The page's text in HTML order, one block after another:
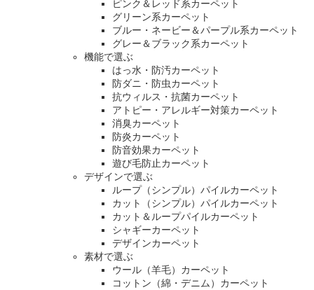
ピンク＆レッド系カーペット
グリーン系カーペット
ブルー・ネービー＆パープル系カーペット
グレー＆ブラック系カーペット
機能で選ぶ
はっ水・防汚カーペット
防ダニ・防虫カーペット
抗ウィルス・抗菌カーペット
アトピー・アレルギー対策カーペット
消臭カーペット
防炎カーペット
防音効果カーペット
遊び毛防止カーペット
デザインで選ぶ
ループ（シンプル）パイルカーペット
カット（シンプル）パイルカーペット
カット＆ループパイルカーペット
シャギーカーペット
デザインカーペット
素材で選ぶ
ウール（羊毛）カーペット
コットン（綿・デニム）カーペット